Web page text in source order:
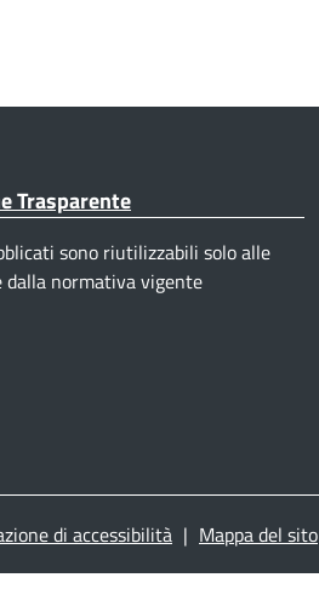
Trasparente
sono riutilizzabili solo alle
dalla normativa vigente
di accessibilità | Mappa del sito